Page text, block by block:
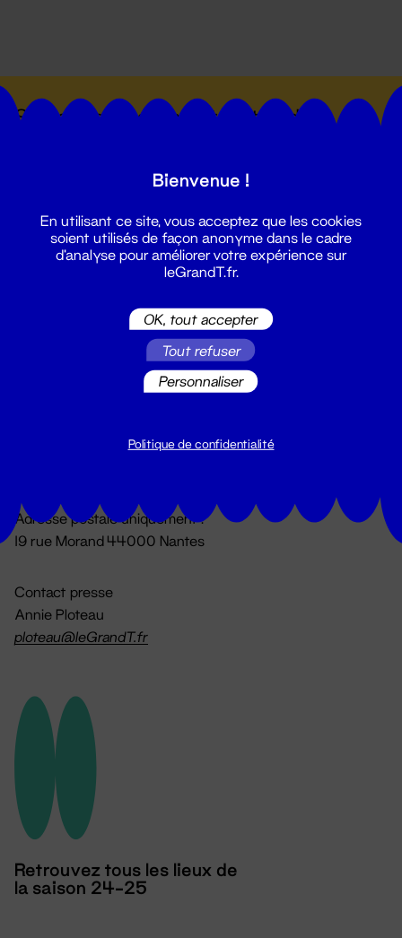
Suivez toutes les actualités du
Du lundi au vendredi 14h → 18h
Adresse postale uniquement :
19 rue Morand 44000 Nantes
Contact presse
Annie Ploteau
ploteau@leGrandT.fr
Retrouvez tous les lieux de
la saison 24-25
Bienvenue !
En utilisant ce site, vous acceptez que les cookies
soient utilisés de façon anonyme dans le cadre
d'analyse pour améliorer votre expérience sur
leGrandT.fr.
OK, tout accepter
Tout refuser
Personnaliser
Politique de confidentialité